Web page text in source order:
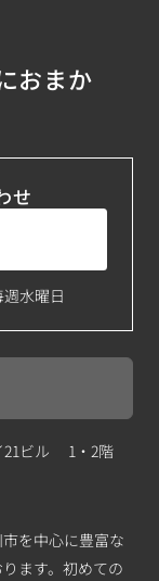
おまか
せ
水曜日
21ビル 1・2階
を中心に豊富な
ます。初めての